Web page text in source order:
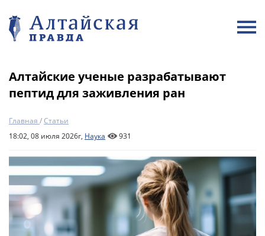
Алтайские ученые разрабатывают
пептид для заживления ран
Главная /Статьи
18:02, 08 июля 2026г, Наука 931